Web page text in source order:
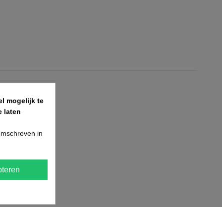
mogelijk te
laten
in